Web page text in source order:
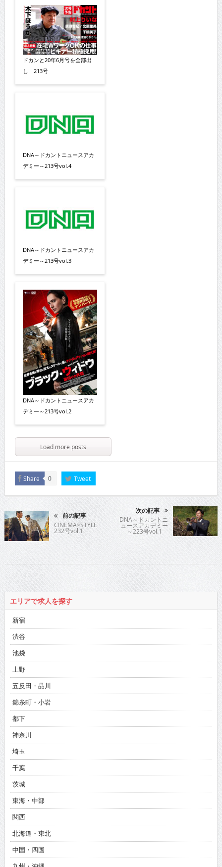
ドカンと20年6月号を全部出
し 213号
DNA～ドカントニュースアカ
デミー～213号vol.4
DNA～ドカントニュースアカ
デミー～213号vol.3
DNA～ドカントニュースアカ
デミー～213号vol.2
Load more posts
Share 0 Tweet
前の記事
CINEMA×STYLE
232号vol.1
次の記事
DNA～ドカントニ
ュースアカデミー
～223号vol.1
エリアで求人を探す
新宿
渋谷
池袋
上野
五反田・品川
錦糸町・小岩
都下
神奈川
埼玉
千葉
茨城
東海・中部
関西
北海道・東北
中国・四国